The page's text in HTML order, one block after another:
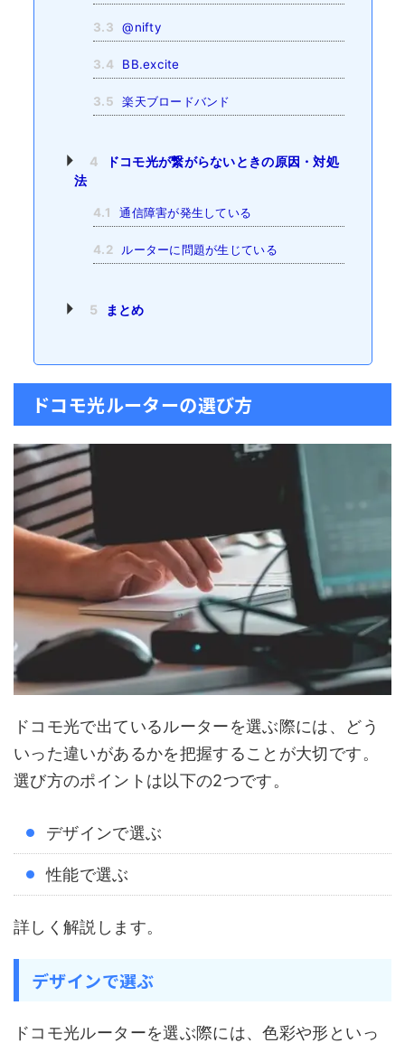
3.3 @nifty
3.4 BB.excite
3.5 楽天ブロードバンド
4
ドコモ光が繋がらないときの原因・対処
法
4.1 通信障害が発生している
4.2 ルーターに問題が生じている
5 まとめ
ドコモ光ルーターの選び方
ドコモ光で出ているルーターを選ぶ際には、どう
いった違いがあるかを把握することが大切です。
選び方のポイントは以下の2つです。
デザインで選ぶ
性能で選ぶ
詳しく解説します。
デザインで選ぶ
ドコモ光ルーターを選ぶ際には、色彩や形といっ